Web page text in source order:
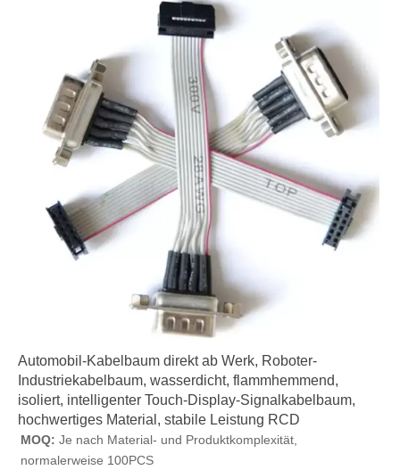
Automobil-Kabelbaum direkt ab Werk, Roboter-
Industriekabelbaum, wasserdicht, flammhemmend,
isoliert, intelligenter Touch-Display-Signalkabelbaum,
hochwertiges Material, stabile Leistung RCD
MOQ: Je nach Material- und Produktkomplexität,
normalerweise 100PCS